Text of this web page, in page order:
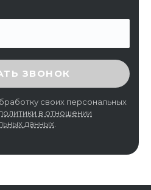
КОД
ЗВОНОК
своих персональных
в отношении
данных.